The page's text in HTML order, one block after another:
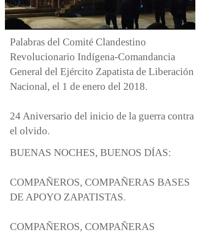
Palabras del Comité Clandestino
Revolucionario Indígena-Comandancia
General del Ejército Zapatista de Liberación
Nacional, el 1 de enero del 2018.
24 Aniversario del inicio de la guerra contra
el olvido.
BUENAS NOCHES, BUENOS DÍAS:
COMPAÑEROS, COMPAÑERAS BASES
DE APOYO ZAPATISTAS.
COMPAÑEROS, COMPAÑERAS